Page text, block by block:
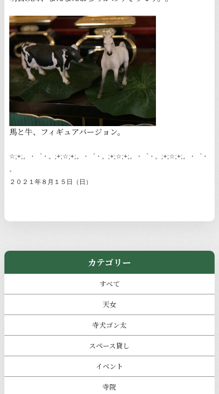
馬と牛、フィギュアバージョン。
☆;+;。・゜・。;+;☆;+;。・゜・。;+;☆;+;。・゜・。;+;☆;+;。・゜・
。
２０２１年８月１５日（日）
カテゴリー
すべて
天女
寺犬ゴン太
スペース貸し
イベント
寺院